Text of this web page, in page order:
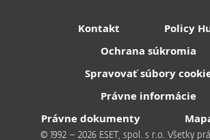
Kontakt
Policy
Ochrana súkromia
Spravovať súbory
Právne informácie
Právne dokumenty
© 1992 – 2026 ESET, spol. s r.o. Všetky